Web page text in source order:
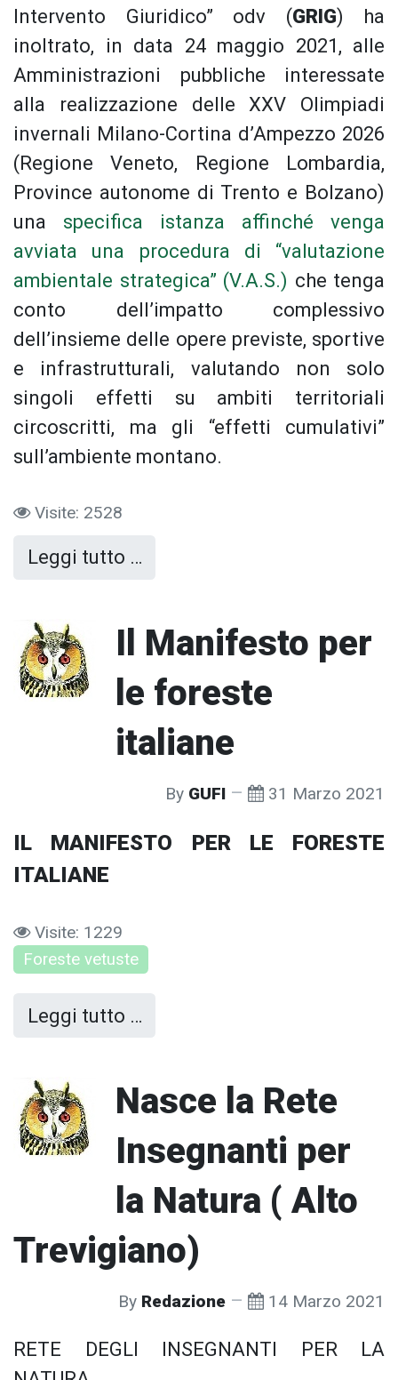
Intervento Giuridico” odv (GRIG) ha
inoltrato, in data 24 maggio 2021, alle
Amministrazioni pubbliche interessate
alla realizzazione delle XXV Olimpiadi
invernali Milano-Cortina d’Ampezzo 2026
(Regione Veneto, Regione Lombardia,
Province autonome di Trento e Bolzano)
una specifica istanza affinché venga
avviata una procedura di “valutazione
ambientale strategica” (V.A.S.) che tenga
conto dell’impatto complessivo
dell’insieme delle opere previste, sportive
e infrastrutturali, valutando non solo
singoli effetti su ambiti territoriali
circoscritti, ma gli “effetti cumulativi”
sull’ambiente montano.
Visite: 2528
Leggi tutto …
Il Manifesto per
le foreste
italiane
By GUFI 31 Marzo 2021
IL MANIFESTO PER LE FORESTE
ITALIANE
Visite: 1229
Foreste vetuste
Leggi tutto …
Nasce la Rete
Insegnanti per
la Natura ( Alto
Trevigiano)
By Redazione 14 Marzo 2021
RETE DEGLI INSEGNANTI PER LA